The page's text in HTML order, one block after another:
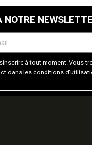
NOTRE
à tout moment. Vous
dans les conditions